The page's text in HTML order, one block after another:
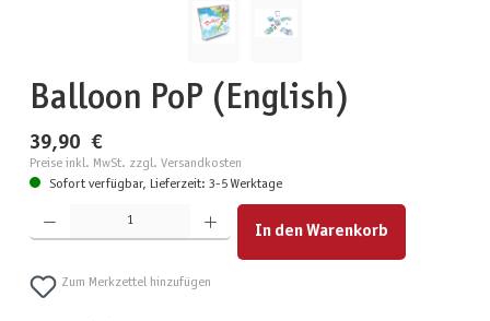
Balloon PoP (English)
39,90 €
Preise inkl. MwSt. zzgl. Versandkosten
Sofort verfügbar, Lieferzeit: 3-5 Werktage
Produkt Anzahl: Gib den gewünschten Wert ein oder benutze die Schaltflächen um die Anzahl zu
In den Warenkorb
Zum Merkzettel hinzufügen